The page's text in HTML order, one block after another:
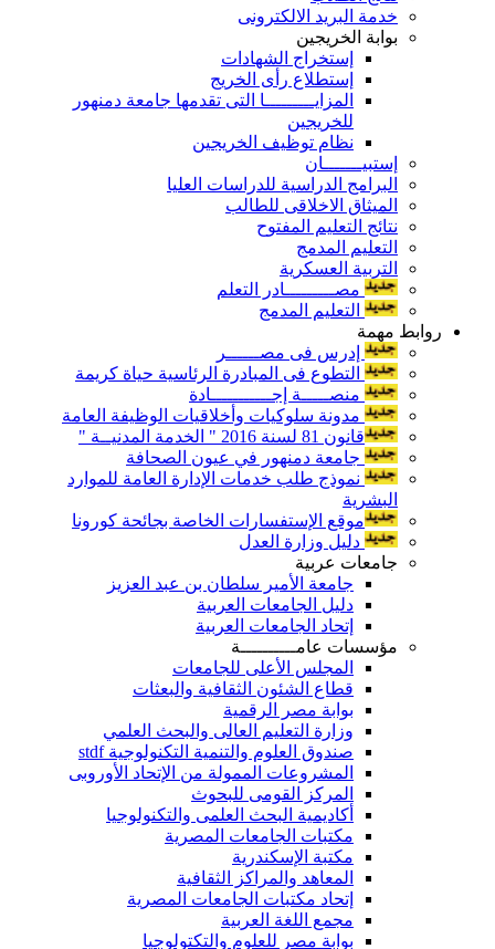
خدمة البريد الالكترونى
بوابة الخريجين
إستخراج الشهادات
إستطلاع رأى الخريج
المزايـــــــــا التى تقدمها جامعة دمنهور
للخريجين
نظام توظيف الخريجين
إستبيـــــــان
البرامج الدراسية للدراسات العليا
الميثاق الاخلاقى للطالب
نتائج التعليم المفتوح
التعليم المدمج
التربية العسكرية
مصـــــــــادر التعلم
التعليم المدمج
روابط مهمة
إدرس فى مصــــــر
التطوع فى المبادرة الرئاسية حياة كريمة
منصـــــة إجـــــــــــادة
مدونة سلوكيات وأخلاقيات الوظيفة العامة
قانون 81 لسنة 2016 " الخدمة المدنيــة "
جامعة دمنهور في عيون الصحافة
نموذج طلب خدمات الإدارة العامة للموارد
البشرية
موقع الإستفسارات الخاصة بجائحة كورونا
دليل وزارة العدل
جامعات عربية
جامعة الأمير سلطان بن عبد العزيز
دليل الجامعات العربية
إتحاد الجامعات العربية
مؤسسات عامــــــــــة
المجلس الأعلى للجامعات
قطاع الشئون الثقافية والبعثات
بوابة مصر الرقمية
وزارة التعليم العالى والبحث العلمي
صندوق العلوم والتنمية التكنولوجية stdf
المشروعات الممولة من الإتحاد الأوروبى
المركز القومى للبحوث
أكاديمية البحث العلمى والتكنولوجيا
مكتبات الجامعات المصرية
مكتبة الإسكندرية
المعاهد والمراكز الثقافية
إتحاد مكتبات الجامعات المصرية
مجمع اللغة العربية
بوابة مصر للعلوم والتكتولوجيا